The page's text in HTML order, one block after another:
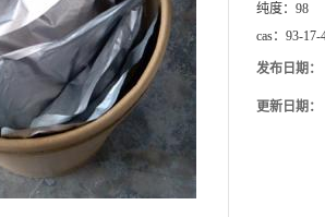
纯度： 98
cas： 93-17-
发布日期：
更新日期：